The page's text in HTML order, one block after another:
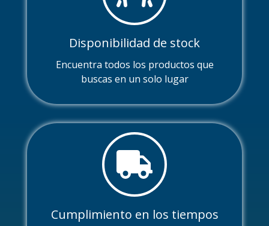
Disponibilidad de stock
Encuentra todos los productos que
buscas en un solo lugar
Cumplimiento en los tiempos